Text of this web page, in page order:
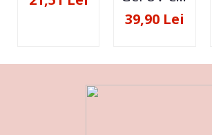
39,90 Lei